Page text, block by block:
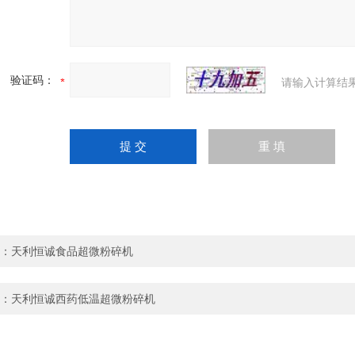
验证码： 请输入计算结
天利恒诚食品超微粉碎机
天利恒诚西药低温超微粉碎机